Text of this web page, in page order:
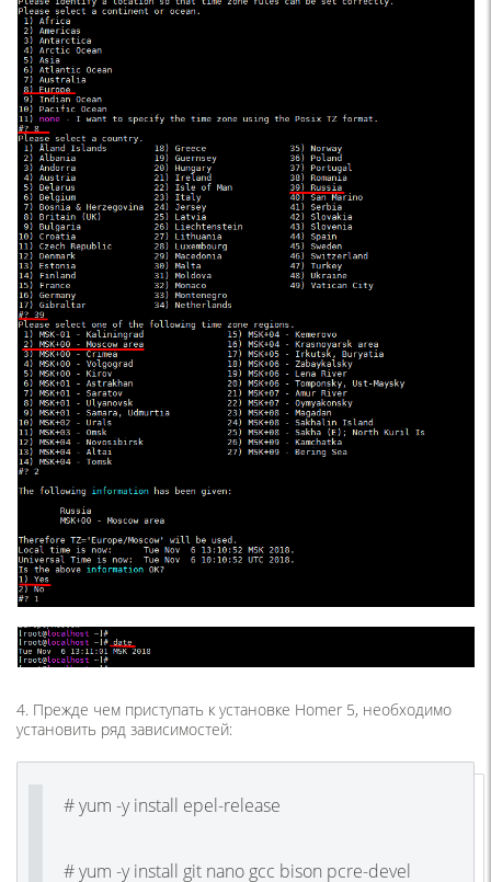
4. Прежде чем приступать к установке Homer 5, необходимо
установить ряд зависимостей:
# yum -y install epel-release
# yum -y install git nano gcc bison pcre-devel